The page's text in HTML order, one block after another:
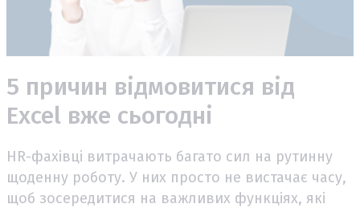
5 причин відмовитися від
Excel вже сьогодні
HR-фахівці витрачають багато сил на рутинну
щоденну роботу. У них просто не вистачає часу,
щоб зосередитися на важливих функціях, які